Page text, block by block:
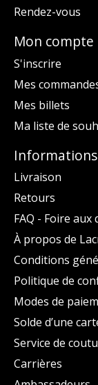
Rendez-vous
Mon compte
S'inscrire
Mes
Mes billets
Ma liste de
Informations
Livraison
Retours
FAQ - Foire aux
À propos de
Conditions
Politique de
Modes de
Solde d’une
Service de
Carrières